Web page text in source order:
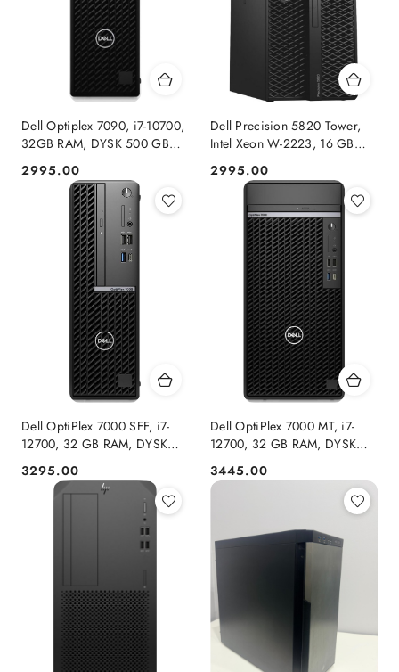
Dell Optiplex 7090, i7-10700,
32GB RAM, DYSK 500 GB
WINDOWS 11 PRO
Cena:
2995.00
Dell Precision 5820 Tower,
Intel Xeon W-2223, 16 GB
RTX 3060Ti, WINDOWS 11
Cena:
2995.00
Dell OptiPlex 7000 SFF, i7-
12700, 32 GB RAM, DYSK
500 GB SSD, INTEL,
WINDOWS 11 PRO
Cena:
3295.00
Dell OptiPlex 7000 MT, i7-
12700, 32 GB RAM, DYSK
500 GB SSD, INTEL,
WINDOWS 11 PRO
Cena:
3445.00